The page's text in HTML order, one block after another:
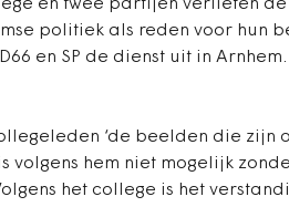
en twee partijen verlieten
politiek als reden voor hun
en SP de dienst uit in Arnhem.
‘de beelden die zijn
volgens hem niet mogelijk
het college is het